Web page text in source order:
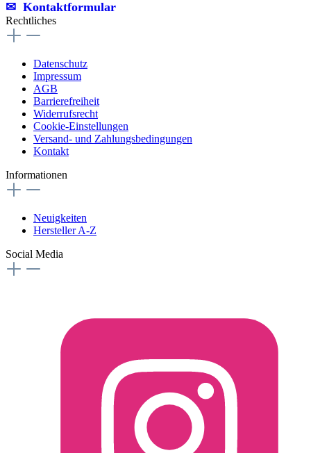
✉︎ Kontaktformular
Rechtliches
Datenschutz
Impressum
AGB
Barrierefreiheit
Widerrufsrecht
Cookie-Einstellungen
Versand- und Zahlungsbedingungen
Kontakt
Informationen
Neuigkeiten
Hersteller A-Z
Social Media